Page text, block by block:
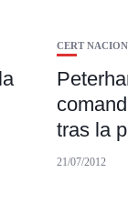
CERT
tras la
21/07/2012